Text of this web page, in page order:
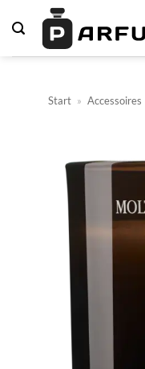
Inhalt
springen
Start » Accessoires